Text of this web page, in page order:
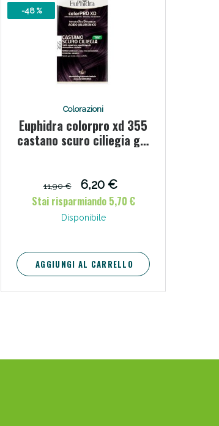
-48 %
Colorazioni
Euphidra colorpro xd 355
castano scuro ciliegia gel
balsamo + guanti
11,90 €
6,20 €
Stai risparmiando 5,70 €
Disponibile
AGGIUNGI AL CARRELLO